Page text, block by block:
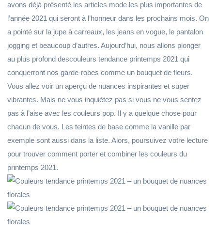
avons déjà présenté les articles mode les plus importantes de
l’année 2021 qui seront à l’honneur dans les prochains mois. On
a pointé sur la jupe à carreaux, les jeans en vogue, le pantalon
jogging et beaucoup d’autres. Aujourd’hui, nous allons plonger
au plus profond descouleurs tendance printemps 2021 qui
conquerront nos garde-robes comme un bouquet de fleurs.
Vous allez voir un aperçu de nuances inspirantes et super
vibrantes. Mais ne vous inquiétez pas si vous ne vous sentez
pas à l’aise avec les couleurs pop. Il y a quelque chose pour
chacun de vous. Les teintes de base comme la vanille par
exemple sont aussi dans la liste. Alors, poursuivez votre lecture
pour trouver comment porter et combiner les couleurs du
printemps 2021.